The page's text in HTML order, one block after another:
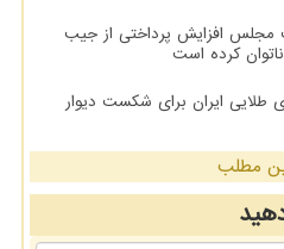
مجلس افزایش پرداختی از جیب
ناتوان کرده است
ایران برای شکست دیوار
مطلب